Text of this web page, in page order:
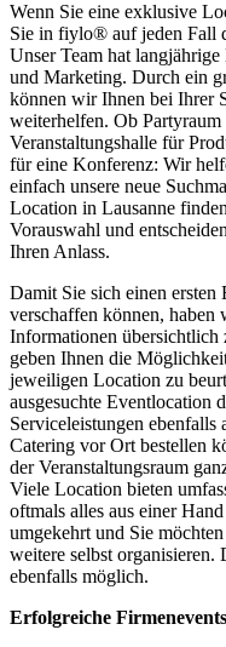
Wenn Sie eine exklusive
Sie in fiylo® auf jeden Fall
Unser Team hat
und Marketing. Durch ein
können wir Ihnen bei Ihrer
weiterhelfen. Ob
Veranstaltungshalle für
für eine Konferenz: Wir
einfach unsere neue
Location in Lausanne
Vorauswahl und
Ihren Anlass.
Damit Sie sich einen
verschaffen können,
Informationen übersichtlich
geben Ihnen die
jeweiligen Location zu
ausgesuchte Eventlocation
Serviceleistungen
Catering vor Ort bestellen
der Veranstaltungsraum
Viele Location bieten
oftmals alles aus einer
umgekehrt und Sie
weitere selbst organisieren.
ebenfalls möglich.
Erfolgreiche